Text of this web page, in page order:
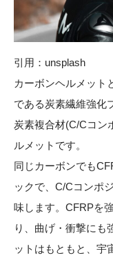
引用： unsplash
カーボンヘルメット
である炭素繊維強化
炭素複合材(C/Cコン
ルメットです。
同じカーボンでも
ックで、C/Cコンポ
味します。CFRPを
り、曲げ・衝撃にも
ットはもともと、宇